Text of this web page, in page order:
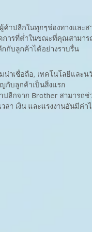
ค้าปลีกในทุกๆช่องทางและส
ารที่ต่ำในขณะที่คุณสามาร
กับลูกค้าได้อย่างราบรื่น
น่าเชื่อถือ, เทคโนโลยีและน
กับลูกค้าเป็นสิ่งแรก
ลีกจาก Brother สามารถช่
ลา เงิน และแรงงานอันมีค่า